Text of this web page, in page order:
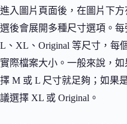
進入圖片頁面後，在圖片下
選後會展開多種尺寸選項。每
L、XL、Original 等尺寸，每
實際檔案大小。一般來說，
擇 M 或 L 尺寸就足夠；如果
議選擇 XL 或 Original。